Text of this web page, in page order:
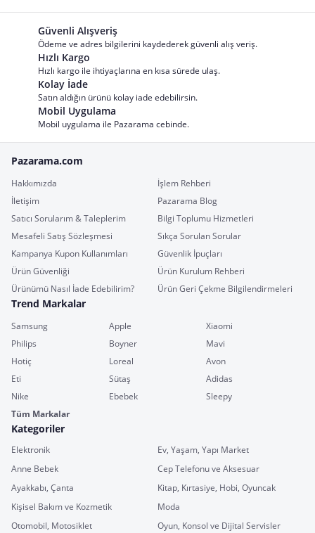
Güvenli Alışveriş
Ödeme ve adres bilgilerini kaydederek güvenli alış veriş.
Hızlı Kargo
Hızlı kargo ile ihtiyaçlarına en kısa sürede ulaş.
Kolay İade
Satın aldığın ürünü kolay iade edebilirsin.
Mobil Uygulama
Mobil uygulama ile Pazarama cebinde.
Pazarama.com
Hakkımızda
İşlem Rehberi
İletişim
Pazarama Blog
Satıcı Sorularım & Taleplerim
Bilgi Toplumu Hizmetleri
Mesafeli Satış Sözleşmesi
Sıkça Sorulan Sorular
Kampanya Kupon Kullanımları
Güvenlik İpuçları
Ürün Güvenliği
Ürün Kurulum Rehberi
Ürünümü Nasıl İade Edebilirim?
Ürün Geri Çekme Bilgilendirmeleri
Trend Markalar
Samsung Apple
Xiaomi
Philips
Boyner
Mavi
Hotiç
Loreal
Avon
Eti
Sütaş
Adidas
Nike
Ebebek
Sleepy
Tüm Markalar
Kategoriler
Elektronik
Ev, Yaşam, Yapı Market
Anne Bebek
Cep Telefonu ve Aksesuar
Ayakkabı, Çanta
Kitap, Kırtasiye, Hobi, Oyuncak
Kişisel Bakım ve Kozmetik
Moda
Otomobil, Motosiklet
Oyun, Konsol ve Dijital Servisler